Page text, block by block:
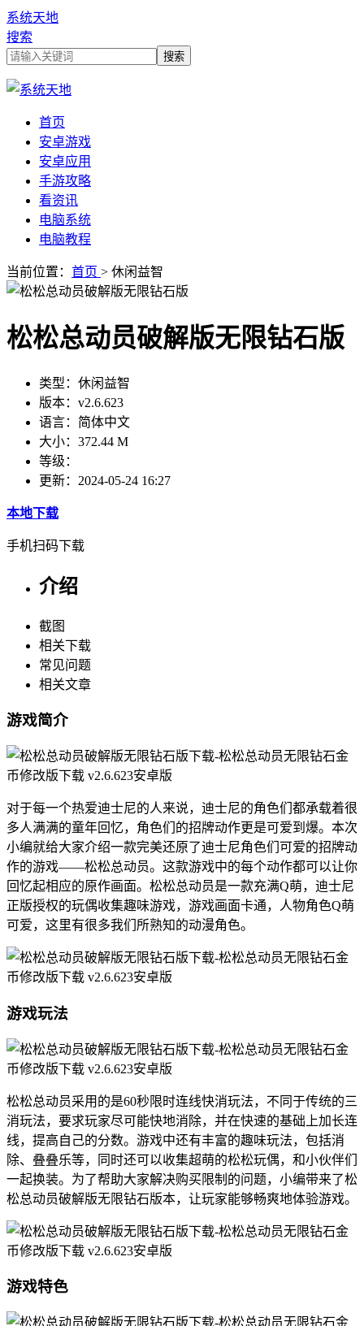
系统天地
搜索
首页
安卓游戏
安卓应用
手游攻略
看资讯
电脑系统
电脑教程
当前位置： 首页 > 休闲益智
松松总动员破解版无限钻石版
类型： 休闲益智
版本： v2.6.623
语言： 简体中文
大小： 372.44 M
等级：
更新： 2024-05-24 16:27
本地下载
手机扫码下载
介绍
截图
相关下载
常见问题
相关文章
游戏简介
对于每一个热爱迪士尼的人来说，迪士尼的角色们都承载着很
多人满满的童年回忆，角色们的招牌动作更是可爱到爆。本次
小编就给大家介绍一款完美还原了迪士尼角色们可爱的招牌动
作的游戏——松松总动员。这款游戏中的每个动作都可以让你
回忆起相应的原作画面。松松总动员是一款充满Q萌，迪士尼
正版授权的玩偶收集趣味游戏，游戏画面卡通，人物角色Q萌
可爱，这里有很多我们所熟知的动漫角色。
游戏玩法
松松总动员采用的是60秒限时连线快消玩法，不同于传统的三
消玩法，要求玩家尽可能快地消除，并在快速的基础上加长连
线，提高自己的分数。游戏中还有丰富的趣味玩法，包括消
除、叠叠乐等，同时还可以收集超萌的松松玩偶，和小伙伴们
一起换装。为了帮助大家解决购买限制的问题，小编带来了松
松总动员破解版无限钻石版本，让玩家能够畅爽地体验游戏。
游戏特色